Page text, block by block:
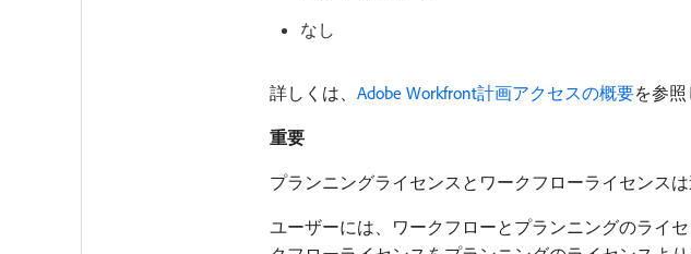
なし
詳しくは、 Adobe Workfront計画アクセスの概要を参
重要
プランニングライセンスとワークフローライセンス
ユーザーには、ワークフローとプランニングのライ